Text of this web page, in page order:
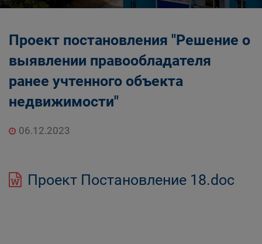
Проект постановления "Решение о
выявлении правообладателя
ранее учтенного объекта
недвижимости"
06.12.2023
Проект Постановление 18.doc